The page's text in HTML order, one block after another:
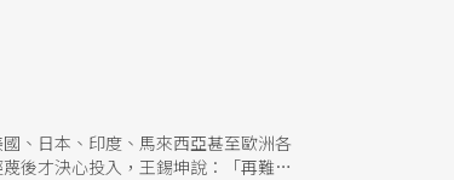
、日本、印度、馬來西亞甚至歐洲各
後才決心投入，王錫坤說：「再難的